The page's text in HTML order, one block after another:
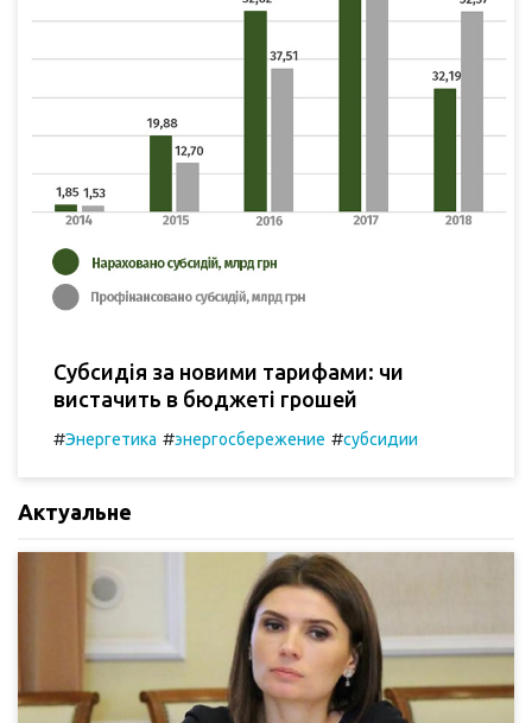
Субсидія за новими тарифами: чи
вистачить в бюджеті грошей
#Энергетика #энергосбережение #субсидии
Актуальне